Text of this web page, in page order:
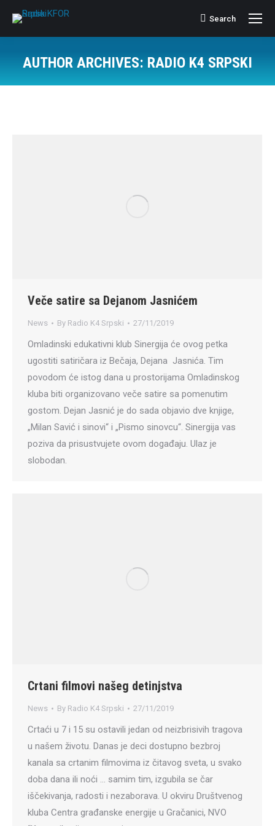
Search:
Search
AUTHOR ARCHIVES: RADIO K4 SRPSKI
Veče satire sa Dejanom Jasnićem
News By Radio K4 Srpski 27/11/2019
Omladinski edukativni klub Sinergija će ovog petka
ugostiti satiričara iz Bečaja, Dejana Jasnića. Tim
povodom će istog dana u prostorijama Omladinskog
kluba biti organizovano veče satire sa pomenutim
gostom. Dejan Jasnić je do sada objavio dve knjige,
„Milan Savić i sinovi“ i „Pismo sinovcu“. Sinergija vas
poziva da prisustvujete ovom događaju. Ulaz je
slobodan.
Crtani filmovi našeg detinjstva
News By Radio K4 Srpski 27/11/2019
Crtaći u 7 i 15 su ostavili jedan od neizbrisivih tragova
u našem životu. Danas je deci dostupno bezbroj
kanala sa crtanim filmovima iz čitavog sveta, u svako
doba dana ili noći … samim tim, izgubila se čar
iščekivanja, radosti i nezaborava. U okviru Društvenog
kluba Centra građanske energije u Gračanici, NVO